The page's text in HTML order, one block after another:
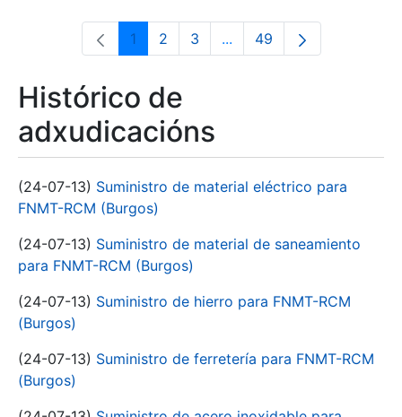
Páxina
1 Páxina
2 Páxina
3 ...Páxinas intermedias Use
Páxina
49
Histórico de
adxudicacións
(24-07-13) Suministro de material eléctrico para
FNMT-RCM (Burgos)
(24-07-13) Suministro de material de saneamiento
para FNMT-RCM (Burgos)
(24-07-13) Suministro de hierro para FNMT-RCM
(Burgos)
(24-07-13) Suministro de ferretería para FNMT-RCM
(Burgos)